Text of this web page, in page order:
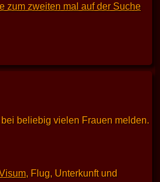
zum zweiten mal auf der Suche
beliebig vielen Frauen melden.
, Flug, Unterkunft und